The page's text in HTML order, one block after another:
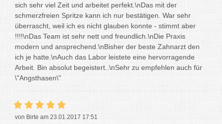
sich sehr viel Zeit und arbeitet perfekt.\nDas mit der
schmerzfreien Spritze kann ich nur bestätigen. War sehr
überrascht, weil ich es nicht glauben konnte - stimmt aber
!!!!\nDas Team ist sehr nett und freundlich.\nDie Praxis
modern und ansprechend.\nBisher der beste Zahnarzt den
ich je hatte.\nAuch das Labor leistete eine hervorragende
Arbeit. Bin absolut begeistert..\nSehr zu empfehlen auch für
\"Angsthasen\"
von Birte am 23.01.2017 17:51